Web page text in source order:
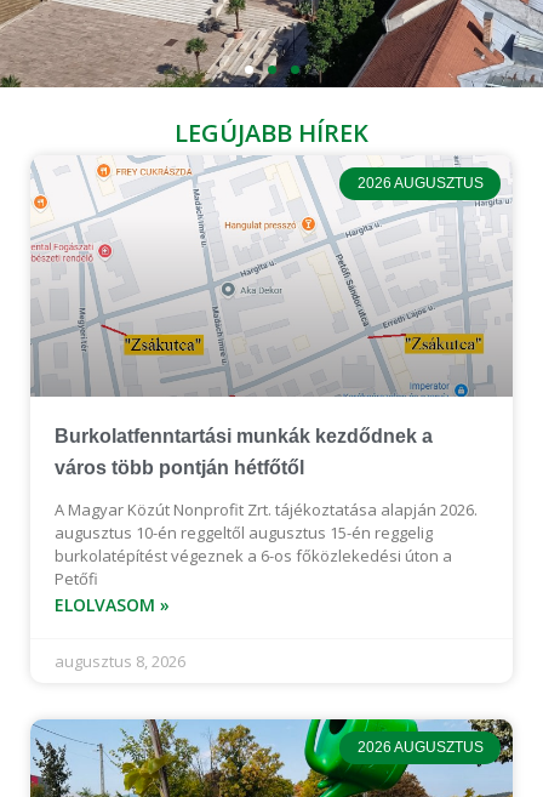
Nyári felkészülés a városban
Locsolás, zöldterület-karbantartás, nyári lomtalanítás – tudja
meg, mit teszünk most a városért.
Megnézem a híreket
LEGÚJABB HÍREK
2026 AUGUSZTUS
Burkolatfenntartási munkák kezdődnek a
város több pontján hétfőtől
A Magyar Közút Nonprofit Zrt. tájékoztatása alapján 2026.
augusztus 10-én reggeltől augusztus 15-én reggelig
burkolatépítést végeznek a 6-os főközlekedési úton a
Petőfi
ELOLVASOM »
augusztus 8, 2026
2026 AUGUSZTUS